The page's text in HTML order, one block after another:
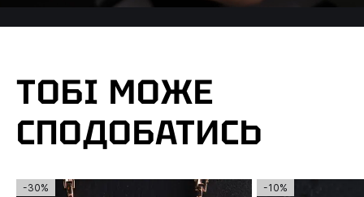
ТОБІ МОЖЕ
СПОДОБАТИСЬ
-30% -10%